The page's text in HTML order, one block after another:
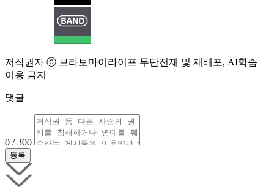
저작권자 ⓒ 브라보마이라이프 무단전재 및 재배포, AI학습
이용 금지
댓글
0 / 300